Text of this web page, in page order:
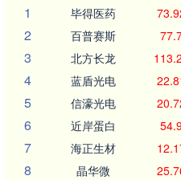
1
毕得医药
2 百普赛斯
3 北方长龙
4 蓝盾光电
5 信濠光电
6 近岸蛋白
7 海正生材
8 晶华微